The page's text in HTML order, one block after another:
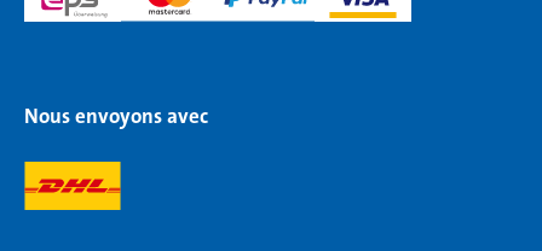
Nous envoyons avec